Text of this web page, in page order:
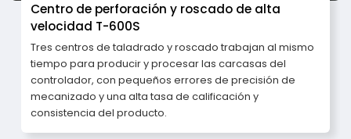
Centro de perforación y roscado de alta
velocidad T-600S
Tres centros de taladrado y roscado trabajan al mismo
tiempo para producir y procesar las carcasas del
controlador, con pequeños errores de precisión de
mecanizado y una alta tasa de calificación y
consistencia del producto.